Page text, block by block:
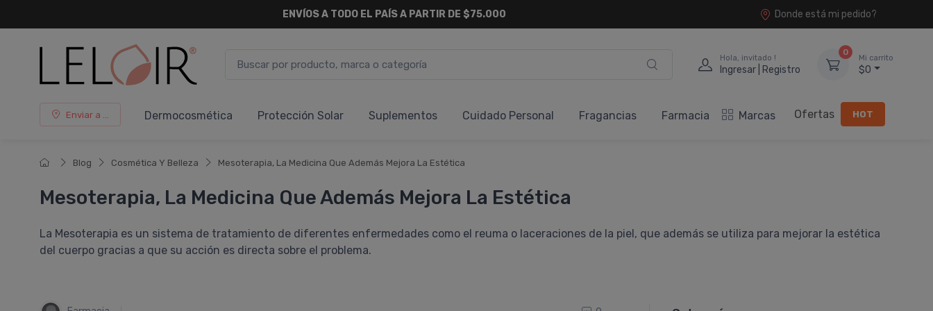
Donde está mi pedido?
Hola, invitado !
Ingresar | Registro
0
Mi carrito
$0
Enviar a ... Dermocosmética Protección Solar Suplementos Cuidado Personal Fragancias Farmacia Marcas Ofertas HOT
Blog Cosmética Y Belleza Mesoterapia, La Medicina Que Además Mejora La Estética
Mesoterapia, La Medicina Que Además Mejora La Estética
La Mesoterapia es un sistema de tratamiento de diferentes enfermedades como el reuma o laceraciones de la piel, que además se utiliza para mejorar la estética
del cuerpo gracias a que su acción es directa sobre el problema.